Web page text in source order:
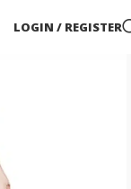
LOGIN / REGISTER